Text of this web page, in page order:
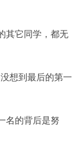
其它同学，都无
想到最后的第一
名的背后是努